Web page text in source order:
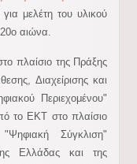
μελέτη του υλικού
αιώνα.
πλαίσιο της Πράξης
Διαχείρισης και
Περιεχομένου"
το ΕΚΤ στο πλαίσιο
Σύγκλιση"
Ελλάδας και της